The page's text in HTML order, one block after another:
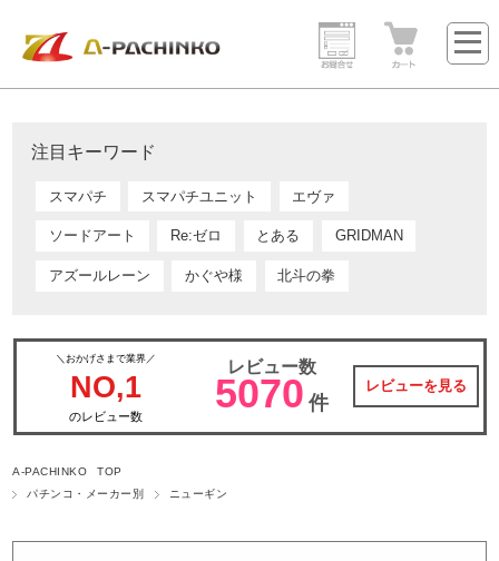
注目キーワード
スマパチ スマパチユニット エヴァ
ソードアート Re:ゼロ とある GRIDMAN
アズールレーン かぐや様 北斗の拳
＼おかげさまで業界／
NO,1
のレビュー数
レビュー数
5070 件
レビューを見る
A-PACHINKO TOP
パチンコ・メーカー別
ニューギン